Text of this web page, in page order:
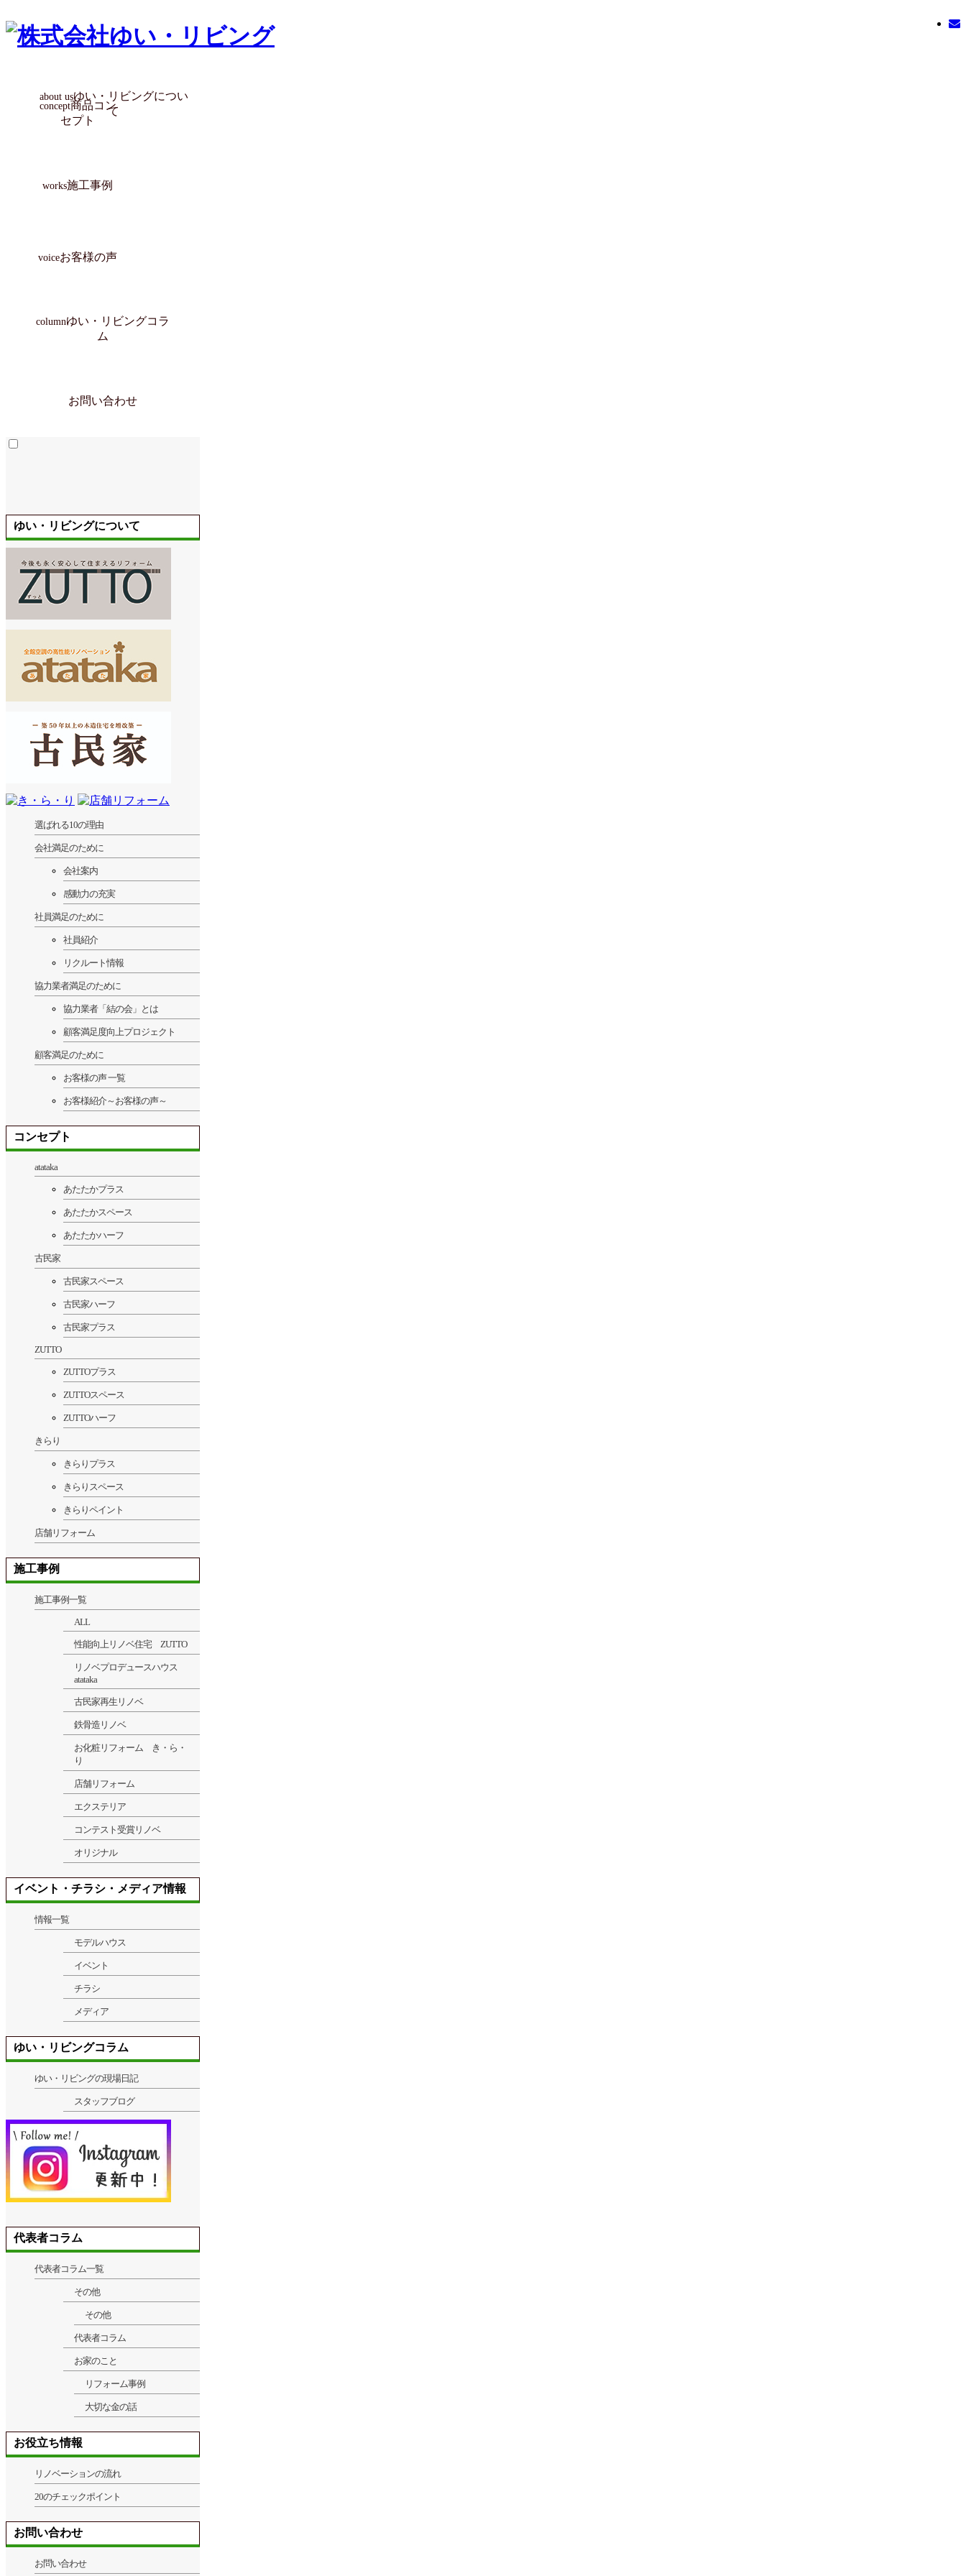
about usゆい・リビングについ
て
concept商品コン
セプト
works施工事例
voiceお客様の声
columnゆい・リビングコラ
ム
お問い合わせ
ゆい・リビングについて
選ばれる10の理由
会社満足のために
会社案内
感動力の充実
社員満足のために
社員紹介
リクルート情報
協力業者満足のために
協力業者「結の会」とは
顧客満足度向上プロジェクト
顧客満足のために
お客様の声 一覧
お客様紹介～お客様の声～
コンセプト
atataka
あたたかプラス
あたたかスペース
あたたかハーフ
古民家
古民家スペース
古民家ハーフ
古民家プラス
ZUTTO
ZUTTOプラス
ZUTTOスペース
ZUTTOハーフ
きらり
きらりプラス
きらりスペース
きらりペイント
店舗リフォーム
施工事例
施工事例一覧
ALL
性能向上リノベ住宅 ZUTTO
リノベプロデュースハウス
atataka
古民家再生リノベ
鉄骨造リノベ
お化粧リフォーム き・ら・
り
店舗リフォーム
エクステリア
コンテスト受賞リノベ
オリジナル
イベント・チラシ・メディア情報
情報一覧
モデルハウス
イベント
チラシ
メディア
ゆい・リビングコラム
ゆい・リビングの現場日記
スタッフブログ
代表者コラム
代表者コラム一覧
その他
その他
代表者コラム
お家のこと
リフォーム事例
大切な金の話
お役立ち情報
リノベーションの流れ
20のチェックポイント
お問い合わせ
お問い合わせ